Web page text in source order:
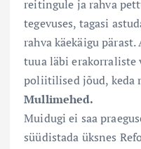
reitingule ja rahva
tegevuses, tagasi
rahva käekäigu
tuua läbi
poliitilised jõud, keda
Mullimehed.
Muidugi ei saa
süüdistada üksnes